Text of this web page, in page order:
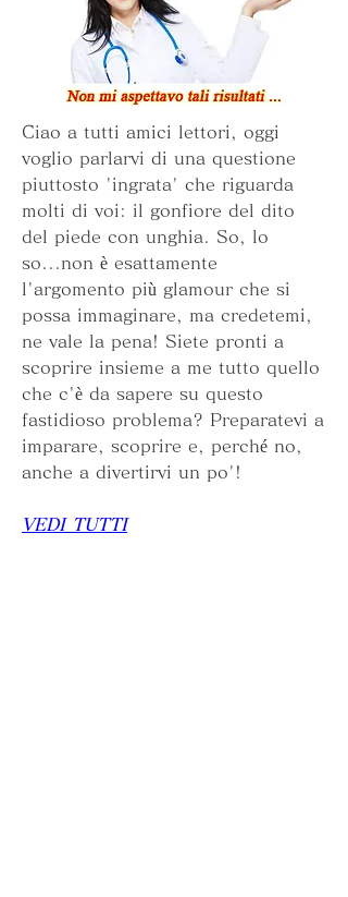
Ciao a tutti amici lettori, oggi
voglio parlarvi di una questione
piuttosto 'ingrata' che riguarda
molti di voi: il gonfiore del dito
del piede con unghia. So, lo
so...non è esattamente
l'argomento più glamour che si
possa immaginare, ma credetemi,
ne vale la pena! Siete pronti a
scoprire insieme a me tutto quello
che c'è da sapere su questo
fastidioso problema? Preparatevi a
imparare, scoprire e, perché no,
anche a divertirvi un po'!
VEDI TUTTI